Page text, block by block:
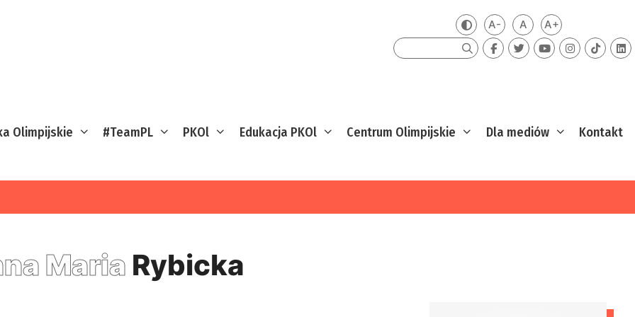
Zmień kontrast
A-Mniejsza czcionka
ADomyślna czcionka
A+Większa
Szukaj
Olimpijskie #TeamPL PKOl Edukacja PKOl Centrum Olimpijskie Dla mediów Kontakt
Maria Rybicka